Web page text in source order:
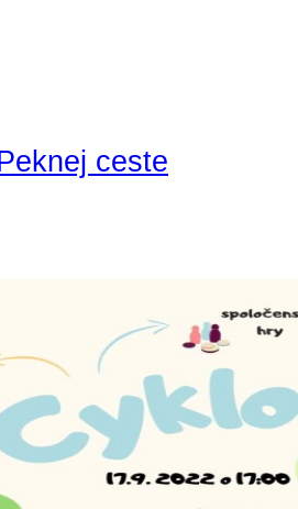
ceste